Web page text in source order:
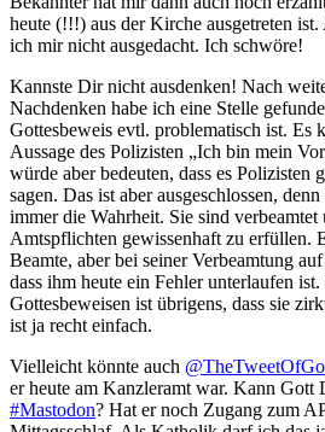
heute (!!!) aus der Kirche ausgetreten
ich mir nicht ausgedacht. Ich schwöre!
Kannste Dir nicht ausdenken! Nach
Nachdenken habe ich eine Stelle
Gottesbeweis evtl. problematisch ist. Es
Aussage des Polizisten „Ich bin mein
würde aber bedeuten, dass es Polizisten
sagen. Das ist aber ausgeschlossen,
immer die Wahrheit. Sie sind
Amtspflichten gewissenhaft zu erfüllen.
Beamte, aber bei seiner Verbeamtung
dass ihm heute ein Fehler unterlaufen
Gottesbeweisen ist übrigens, dass sie
ist ja recht einfach.
Vielleicht könnte auch
er heute am Kanzleramt war. Kann Gott
#Mastodon? Hat er noch Zugang zum